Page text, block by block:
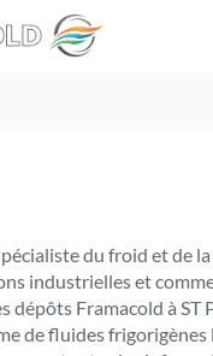
du froid et de
industrielles et
dépôts Framacold à ST
de fluides frigorigènes